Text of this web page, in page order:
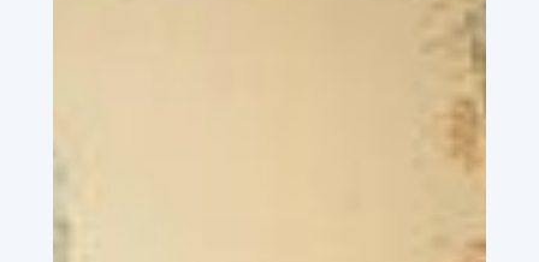
hver dag. Hvér og en bliver behandlet seriøst og
besvaret hurtigst muligt. Som kunde står man
tilbage med en estimeret tidsramme for svar. Vi